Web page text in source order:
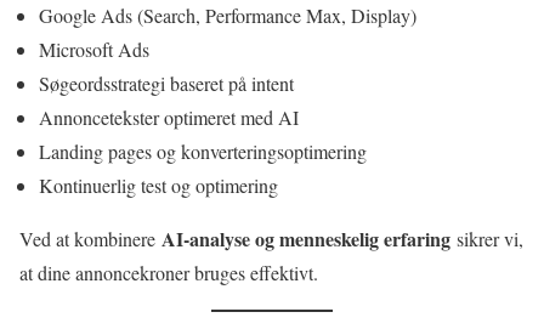
Google Ads (Search, Performance Max, Display)
Microsoft Ads
Søgeordsstrategi baseret på intent
Annoncetekster optimeret med AI
Landing pages og konverteringsoptimering
Kontinuerlig test og optimering
Ved at kombinere AI-analyse og menneskelig erfaring sikrer vi,
at dine annoncekroner bruges effektivt.